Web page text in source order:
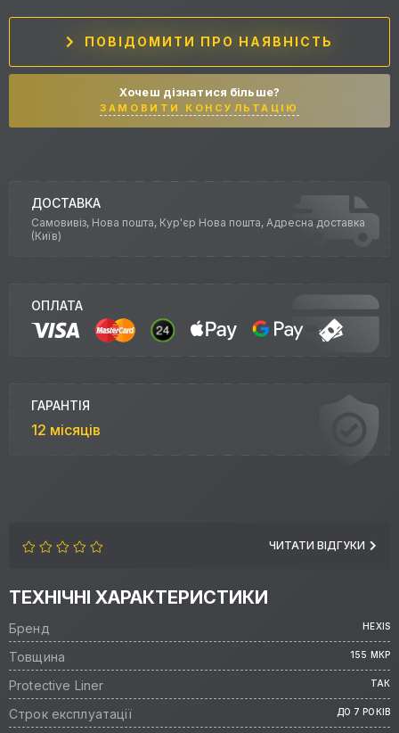
ЧИТАТИ ВІДГУКИ
ТЕХНІЧНІ ХАРАКТЕРИСТИКИ
Бренд HEXIS
Товщина 155 МКР
Protective Liner ТАК
Строк експлуатації ДО 7 РОКІВ
ПОВІДОМИТИ ПРО НАЯВНІСТЬ
Хочеш дізнатися більше?
ЗАМОВИТИ КОНСУЛЬТАЦІЮ
ДОСТАВКА
Самовивіз, Нова пошта, Кур'єр Нова пошта, Адресна доставка
(Київ)
ОПЛАТА
ГАРАНТІЯ
12 місяців